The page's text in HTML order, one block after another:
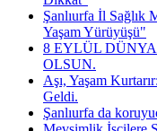
Şanlıurfa İl Sağlık
Yaşam Yürüyüşü"
8 EYLÜL
OLSUN.
Aşı, Yaşam
Geldi.
Şanlıurfa da